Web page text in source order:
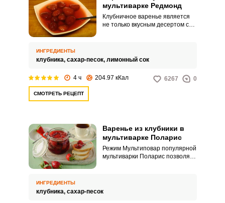
мультиварке Редмонд
Клубничное варенье является
не только вкусным десертом с
блинчиков. Если вы не хотите
тратить много времени на
варенья, на помощь придет
включить подходящий режим.
ИНГРЕДИЕНТЫ
клубника, сахар-песок, лимонный сок
4 ч 204.97 кКал 6267 0
СМОТРЕТЬ РЕЦЕПТ
Варенье из клубники в
мультиварке Поларис
Режим Мультиповар популярной
мультиварки Поларис позволяет
ежеминутно мешать лакомство,
ИНГРЕДИЕНТЫ
клубника, сахар-песок